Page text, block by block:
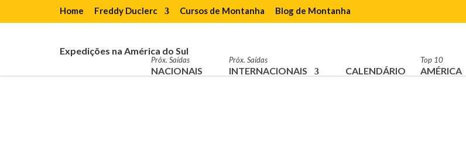
Home Freddy Duclerc Cursos de Montanha Blog de Montanha
Expedições na América do Sul
Próx. Saídas
NACIONAIS
Próx. Saídas
INTERNACIONAIS CALENDÁRIO
Top 10
AMÉRICA